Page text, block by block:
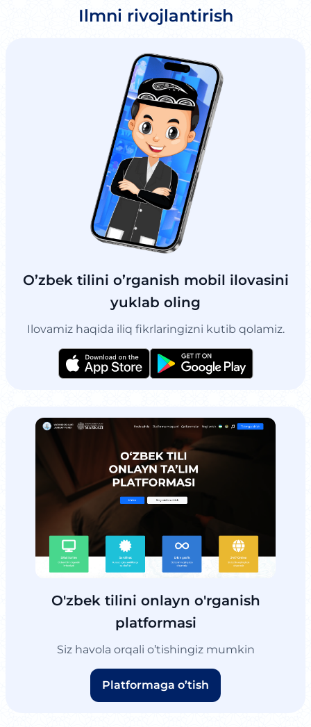
Ilmni rivojlantirish
O’zbek tilini o’rganish mobil ilovasini
yuklab oling
Ilovamiz haqida iliq fikrlaringizni kutib qolamiz.
O'zbek tilini onlayn o'rganish
platformasi
Siz havola orqali o’tishingiz mumkin
Platformaga o’tish